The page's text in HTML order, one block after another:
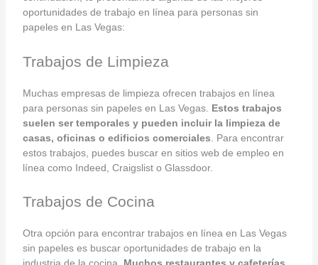
oportunidades de trabajo en línea para personas sin
papeles en Las Vegas:
Trabajos de Limpieza
Muchas empresas de limpieza ofrecen trabajos en línea
para personas sin papeles en Las Vegas. Estos trabajos
suelen ser temporales y pueden incluir la limpieza de
casas, oficinas o edificios comerciales . Para encontrar
estos trabajos, puedes buscar en sitios web de empleo en
línea como Indeed, Craigslist o Glassdoor.
Trabajos de Cocina
Otra opción para encontrar trabajos en línea en Las Vegas
sin papeles es buscar oportunidades de trabajo en la